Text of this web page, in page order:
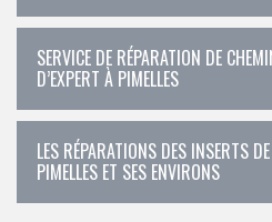
SERVICE DE RÉPARATION DE
D’EXPERT À PIMELLES
LES RÉPARATIONS DES INSERTS
PIMELLES ET SES ENVIRONS